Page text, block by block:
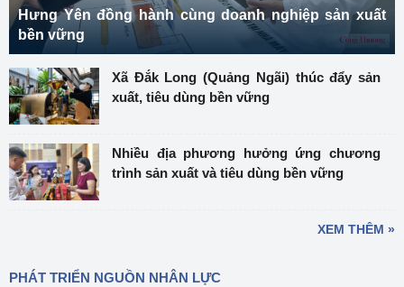
Hưng Yên đồng hành cùng doanh nghiệp sản xuất
bền vững
Xã Đắk Long (Quảng Ngãi) thúc đẩy sản
xuất, tiêu dùng bền vững
Nhiều địa phương hưởng ứng chương
trình sản xuất và tiêu dùng bền vững
XEM THÊM »
PHÁT TRIỂN NGUỒN NHÂN LỰC